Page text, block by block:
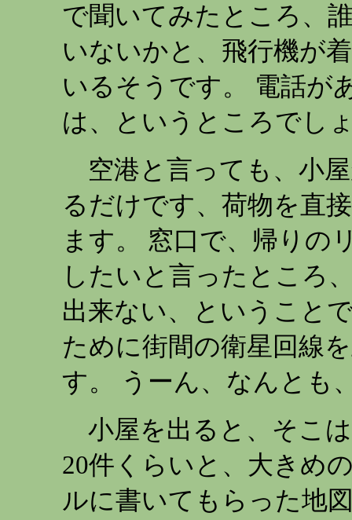
で聞いてみたところ、
いないかと、飛行機が
いるそうです。 電話が
は、というところでし
空港と言っても、小
るだけです、荷物を直
ます。 窓口で、帰りの
したいと言ったところ
出来ない、ということ
ために街間の衛星回線
す。 うーん、なんとも
小屋を出ると、そこ
20件くらいと、大きめ
ルに書いてもらった地